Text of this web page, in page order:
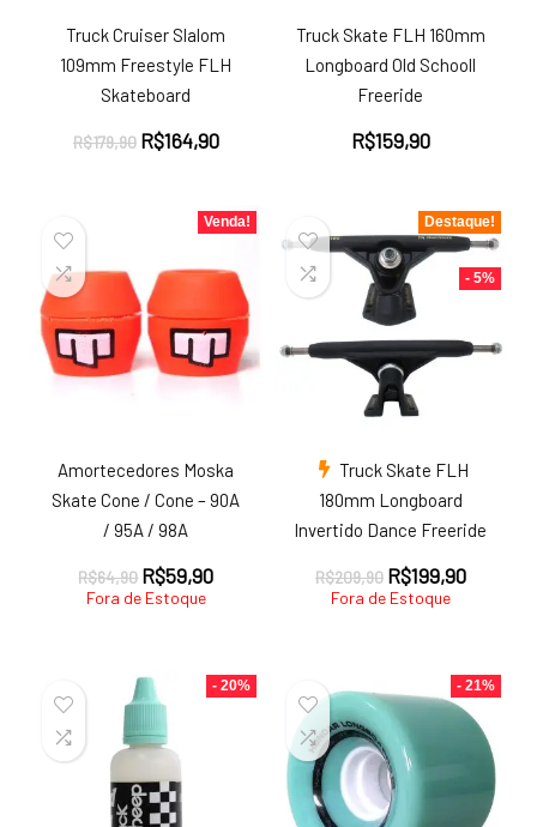
Truck Cruiser Slalom
109mm Freestyle FLH
Skateboard
R$179,90 O
R$179,90.
R$164,90O
é:
R$164,90.
Truck Skate FLH 160mm
Longboard Old Schooll
Freeride
R$159,90
Venda!
Amortecedores Moska
Skate Cone / Cone – 90A
/ 95A / 98A
R$64,90 O
preço
R$64,90.
R$59,90O
R$59,90.
Fora de Estoque
Destaque!
- 5%
Truck Skate FLH
180mm Longboard
Invertido Dance Freeride
R$209,90 O
preço
R$209,90.
R$199,90O
Fora de Estoque
- 20% - 21%